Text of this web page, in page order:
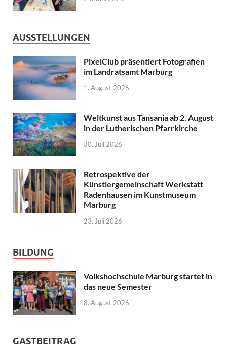
AUSSTELLUNGEN
PixelClub präsentiert Fotografien
im Landratsamt Marburg
1. August 2026
Weltkunst aus Tansania ab 2. August
in der Lutherischen Pfarrkirche
30. Juli 2026
Retrospektive der
Künstlergemeinschaft Werkstatt
Radenhausen im Kunstmuseum
Marburg
23. Juli 2026
BILDUNG
Volkshochschule Marburg startet in
das neue Semester
8. August 2026
GASTBEITRAG